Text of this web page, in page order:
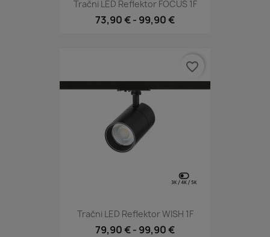
Tračni LED Reflektor FOCUS 1F
73,90 €- 99,90 €
Tračni LED Reflektor WISH 1F
79,90 €- 99,90 €
favorite_border